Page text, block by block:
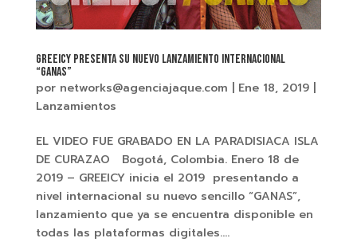
GREEICY PRESENTA SU NUEVO LANZAMIENTO INTERNACIONAL
“GANAS”
por networks@agenciajaque.com | Ene 18, 2019|
Lanzamientos
EL VIDEO FUE GRABADO EN LA PARADISIACA ISLA
DE CURAZAO Bogotá, Colombia. Enero 18 de
2019 – GREEICY inicia el 2019 presentando a
nivel internacional su nuevo sencillo “GANAS”,
lanzamiento que ya se encuentra disponible en
todas las plataformas digitales....